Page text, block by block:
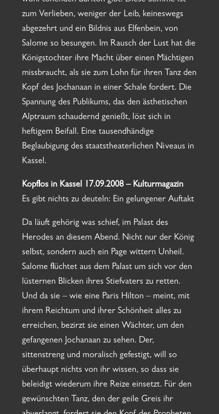
zum Verlieben, weniger der Leib, keineswegs
abgezehrt und ein Bildnis aus Elfenbein, von
Salome so besungen. Im Rausch der Lust hat die
Königstochter ihre Macht über einen Mächtigen
missbraucht, als sie zum Lohn für ihren Tanz den
Kopf des Jochanaan in einer Schale fordert. Die
Spannung des Publikums, das den ästhetischen
Alptraum schaudernd genießt, löst sich in
heftigem Beifall. Eine tausendhändige
Beglaubigung des staatstheaterlichen Niveaus in
Kassel.
Kopflos in Kassel 17.09.2008 – Kulturmagazin
Es gibt nichts zu deuteln: Ein gelungener Auftakt
Da läuft gehörig was schief, im Palast des
Herodes an diesem Abend. Nicht nur der König
selbst, sondern auch ein Page wittern Unheil.
Salome flüchtet aus dem Palast um sich vor den
lüsternen Blicken ihres Stiefvaters zu retten.
Und da sie – wie eine Paris Hilton – meint, mit
ihrem Reichtum und ihrer Schönheit alles zu
erreichen, bezirzt sie einen Wächter, um den
gefangenen Jochanaan zu sehen. Der,
sittenstreng und moralisch gefestigt, will so
überhaupt nichts von ihr wissen, so dass sie
beleidigt wiederum ihre Reize einsetzt. Für den
gewünschten Tanz, den der geile Greis ihr